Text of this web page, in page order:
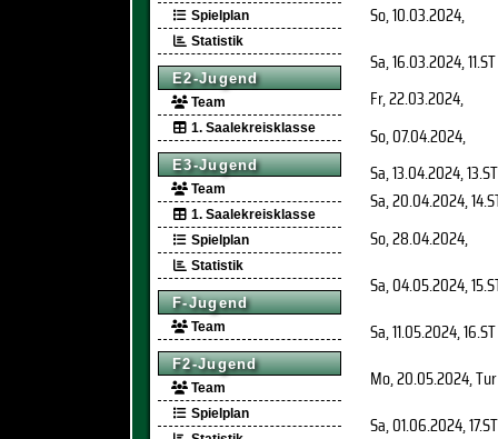
Spielplan
Statistik
E2-Jugend
Team
1. Saalekreisklasse
E3-Jugend
Team
1. Saalekreisklasse
Spielplan
Statistik
F-Jugend
Team
F2-Jugend
Team
Spielplan
So, 10.03.2024,
Sa, 16.03.2024, 11.ST
Fr, 22.03.2024,
So, 07.04.2024,
Sa, 13.04.2024, 13.ST
Sa, 20.04.2024,
So, 28.04.2024,
Sa, 04.05.2024,
Sa, 11.05.2024, 16.ST
Mo, 20.05.2024,
Sa, 01.06.2024, 17.ST